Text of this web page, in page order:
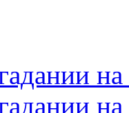
на
на